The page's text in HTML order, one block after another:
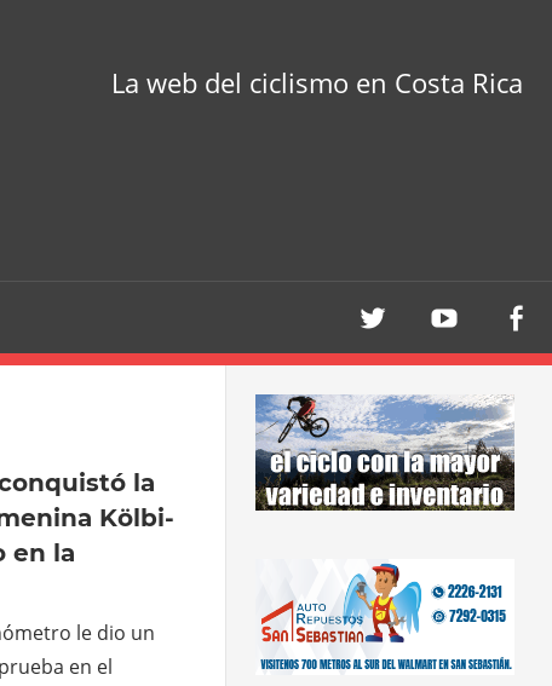
La web del ciclismo en Costa Rica
la
Kölbi-
en la
le dio un
en el